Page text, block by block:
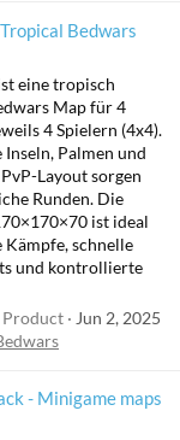
Bedwars
eine tropisch
Map für 4
4 Spielern (4x4).
Inseln, Palmen und
Layout sorgen
Runden. Die
ist ideal
schnelle
und kontrollierte
Product
Jun 2, 2025
- Minigame maps